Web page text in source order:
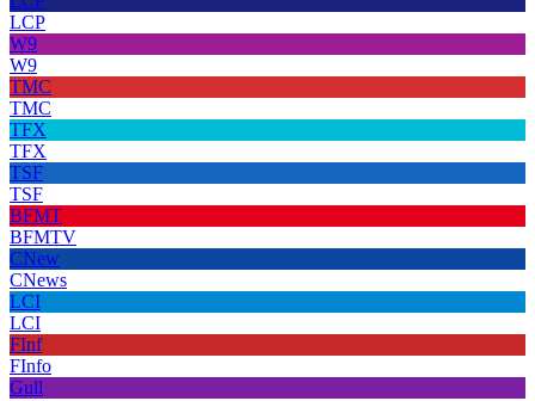
LCP
W9
W9
TMC
TMC
TFX
TFX
TSF
TSF
BFMT
BFMTV
CNew
CNews
LCI
LCI
FInf
FInfo
Gull